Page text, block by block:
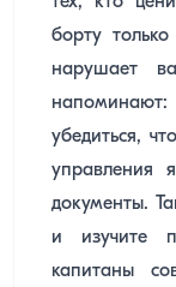
борту
нарушает
убедиться,
управления
документы.
и изучите
капитаны